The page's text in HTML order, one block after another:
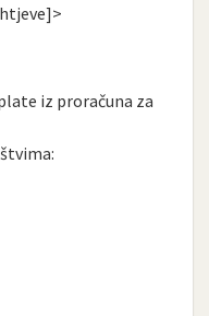
iz proračuna za